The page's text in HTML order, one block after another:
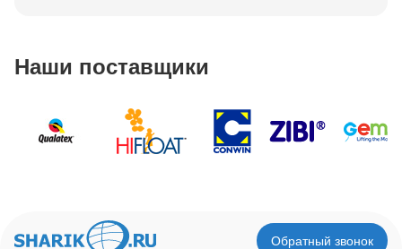
Наши поставщики
Обратный звонок